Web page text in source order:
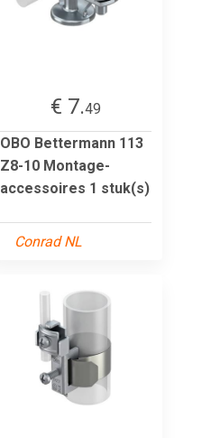
€ 7.49
OBO Bettermann 113
Z8-10 Montage-
accessoires 1 stuk(s)
Conrad NL